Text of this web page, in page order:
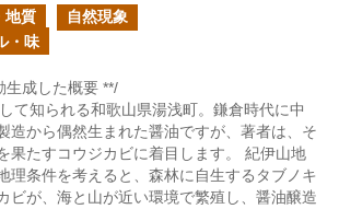
地質
自然現象
・味
生成した概要 **/
て知られる和歌山県湯浅町。鎌倉時代に中
造から偶然生まれた醤油ですが、著者は、そ
果たすコウジカビに着目します。 紀伊山地
理条件を考えると、森林に自生するタブノキ
ビが、海と山が近い環境で繁殖し、醤油醸造